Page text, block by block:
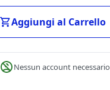
Aggiungi al Carrello
Nessun account necessario